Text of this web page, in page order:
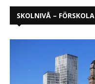
SKOLNIVÅ – FÖRSKOLA